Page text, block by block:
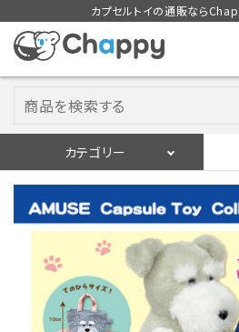
カプセルトイの通販なら
カテゴリー
入荷スケジュールをチェ
カプセルトイマシン本体